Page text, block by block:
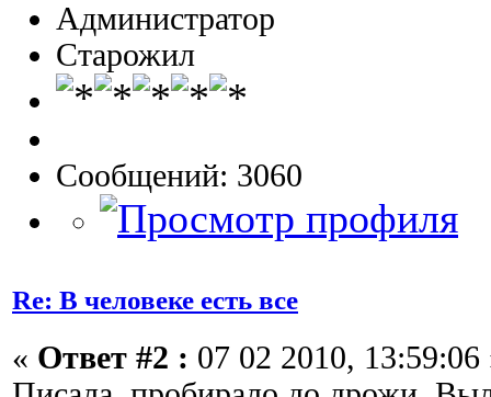
Администратор
Старожил
Сообщений: 3060
Re: В человеке есть все
« Ответ #2 : 07 02 2010, 13:59:06